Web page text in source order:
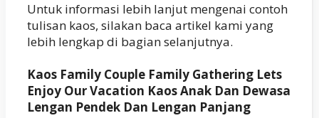
Untuk informasi lebih lanjut mengenai contoh
tulisan kaos, silakan baca artikel kami yang
lebih lengkap di bagian selanjutnya.
Kaos Family Couple Family Gathering Lets
Enjoy Our Vacation Kaos Anak Dan Dewasa
Lengan Pendek Dan Lengan Panjang